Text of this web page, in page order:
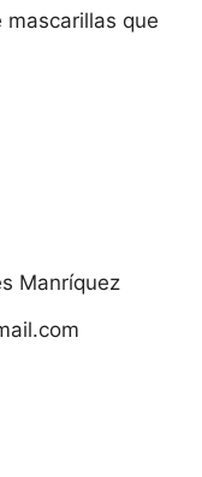
que
Manríquez